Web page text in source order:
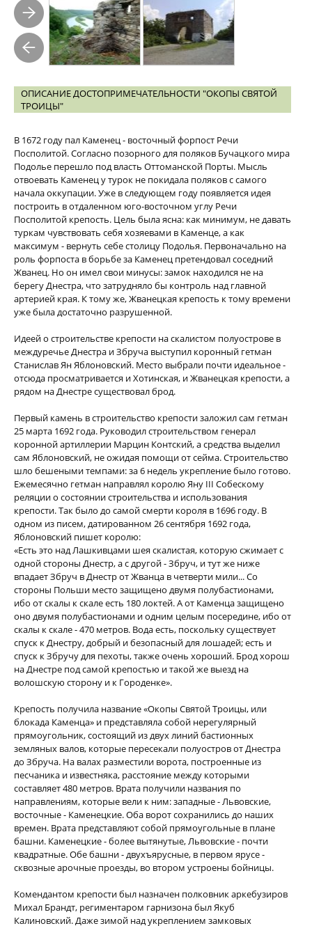
ОПИСАНИЕ ДОСТОПРИМЕЧАТЕЛЬНОСТИ "ОКОПЫ СВЯТОЙ
ТРОИЦЫ"
В 1672 году пал Каменец - восточный форпост Речи
Посполитой. Согласно позорного для поляков Бучацкого мира
Подолье перешло под власть Оттоманской Порты. Мысль
отвоевать Каменец у турок не покидала поляков с самого
начала оккупации. Уже в следующем году появляется идея
построить в отдаленном юго-восточном углу Речи
Посполитой крепость. Цель была ясна: как минимум, не давать
туркам чувствовать себя хозяевами в Каменце, а как
максимум - вернуть себе столицу Подолья. Первоначально на
роль форпоста в борьбе за Каменец претендовал соседний
Жванец. Но он имел свои минусы: замок находился не на
берегу Днестра, что затрудняло бы контроль над главной
артерией края. К тому же, Жванецкая крепость к тому времени
уже была достаточно разрушенной.
Идеей о строительстве крепости на скалистом полуострове в
междуречье Днестра и Збруча выступил коронный гетман
Станислав Ян Яблоновский. Место выбрали почти идеальное -
отсюда просматривается и Хотинская, и Жванецкая крепости, а
рядом на Днестре существовал брод.
Первый камень в строительство крепости заложил сам гетман
25 марта 1692 года. Руководил строительством генерал
коронной артиллерии Марцин Контский, а средства выделил
сам Яблоновский, не ожидая помощи от сейма. Строительство
шло бешеными темпами: за 6 недель укрепление было готово.
Ежемесячно гетман направлял королю Яну III Собескому
реляции о состоянии строительства и использования
крепости. Так было до самой смерти короля в 1696 году. В
одном из писем, датированном 26 сентября 1692 года,
Яблоновский пишет королю:
«Есть это над Лашкивцами шея скалистая, которую сжимает с
одной стороны Днестр, а с другой - Збруч, и тут же ниже
впадает Збруч в Днестр от Жванца в четверти мили... Со
стороны Польши место защищено двумя полубастионами,
ибо от скалы к скале есть 180 локтей. А от Каменца защищено
оно двумя полубастионами и одним целым посередине, ибо от
скалы к скале - 470 метров. Вода есть, поскольку существует
спуск к Днестру, добрый и безопасный для лошадей; есть и
спуск к Збручу для пехоты, также очень хороший. Брод хорош
на Днестре под самой крепостью и такой же выезд на
волошскую сторону и к Городенке».
Крепость получила название «Окопы Святой Троицы, или
блокада Каменца» и представляла собой нерегулярный
прямоугольник, состоящий из двух линий бастионных
земляных валов, которые пересекали полуостров от Днестра
до Збруча. На валах разместили ворота, построенные из
песчаника и известняка, расстояние между которыми
составляет 480 метров. Врата получили названия по
направлениям, которые вели к ним: западные - Львовские,
восточные - Каменецкие. Оба ворот сохранились до наших
времен. Врата представляют собой прямоугольные в плане
башни. Каменецкие - более вытянутые, Львовские - почти
квадратные. Обе башни - двухъярусные, в первом ярусе -
сквозные арочные проезды, во втором устроены бойницы.
Комендантом крепости был назначен полковник аркебузиров
Михал Брандт, региментаром гарнизона был Якуб
Калиновский. Даже зимой над укреплением замковых